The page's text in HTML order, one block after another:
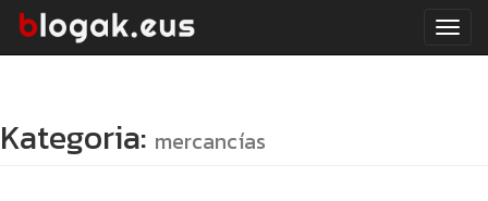
Kategoria: mercancías